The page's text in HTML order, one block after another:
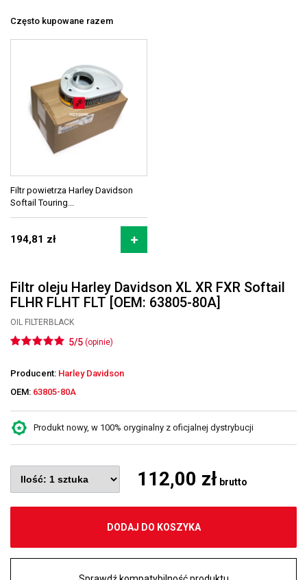
Często kupowane razem
Filtr powietrza Harley Davidson
Softail Touring...
194,81 zł
Filtr oleju Harley Davidson XL XR FXR Softail
FLHR FLHT FLT [OEM: 63805-80A]
OIL FILTERBLACK
5/5 (opinie)
Producent: Harley Davidson
OEM: 63805-80A
Produkt nowy, w 100% oryginalny z oficjalnej dystrybucji
112,00 zł brutto
DODAJ DO KOSZYKA